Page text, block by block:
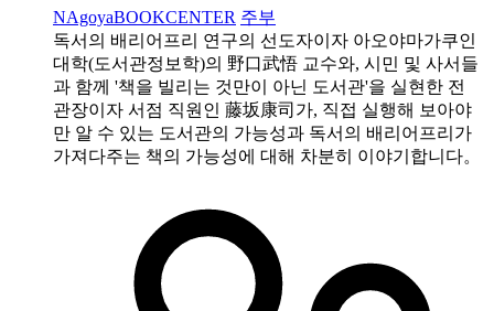
NAgoyaBOOKCENTER 주부
독서의 배리어프리 연구의 선도자이자 아오야마가쿠인
대학(도서관정보학)의 野口武悟 교수와, 시민 및 사서들
과 함께 '책을 빌리는 것만이 아닌 도서관'을 실현한 전
관장이자 서점 직원인 藤坂康司가, 직접 실행해 보아야
만 알 수 있는 도서관의 가능성과 독서의 배리어프리가
가져다주는 책의 가능성에 대해 차분히 이야기합니다。